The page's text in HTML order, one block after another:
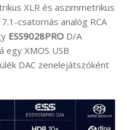
XLR és aszimmetrikus
csatornás analóg RCA
ESS9028PRO D/A
egy XMOS USB
DAC zenelejátszóként